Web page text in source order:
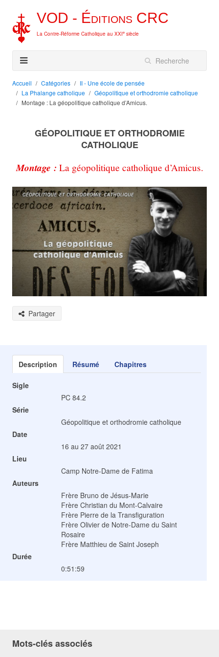
VOD - Éditions CRC
La Contre-Réforme Catholique au XXIe siècle
Accueil Catégories
II - Une école de pensée
La Phalange catholique
Géopolitique et orthodromie catholique
Montage : La géopolitique catholique d’Amicus.
GÉOPOLITIQUE ET ORTHODROMIE
CATHOLIQUE
Montage : La géopolitique catholique d’Amicus.
Partager
Description Résumé Chapitres
Sigle
PC 84.2
Série
Géopolitique et orthodromie catholique
Date
16 au 27 août 2021
Lieu
Camp Notre-Dame de Fatima
Auteurs
Frère Bruno de Jésus-Marie
Frère Christian du Mont-Calvaire
Frère Pierre de la Transfiguration
Frère Olivier de Notre-Dame du Saint
Rosaire
Frère Matthieu de Saint Joseph
Durée
0:51:59
Mots-clés associés